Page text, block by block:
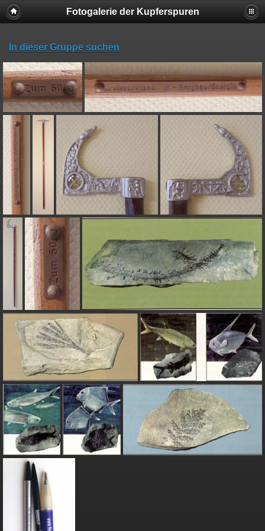
Fotogalerie der Kupferspuren
In dieser Gruppe suchen